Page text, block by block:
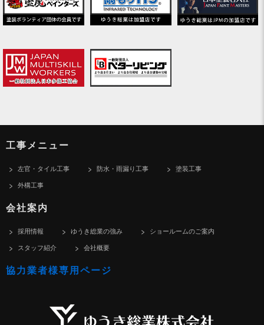
工事メニュー
左官・タイル工事 防水・雨漏り工事 塗装工事
外構工事
会社案内
採用情報 ゆうき総業の強み ショールームのご案内
スタッフ紹介 会社概要
協力業者様専用ページ